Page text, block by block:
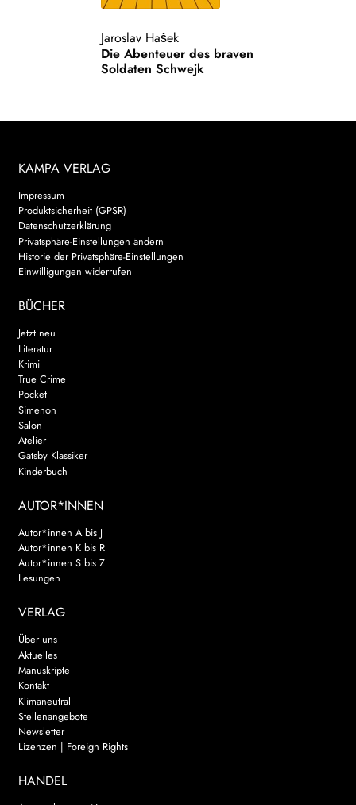
Jaroslav Hašek
Die Abenteuer des braven
Soldaten Schwejk
KAMPA VERLAG
Impressum
Produktsicherheit (GPSR)
Datenschutzerklärung
Privatsphäre-Einstellungen ändern
Historie der Privatsphäre-Einstellungen
Einwilligungen widerrufen
BÜCHER
Jetzt neu
Literatur
Krimi
True Crime
Pocket
Simenon
Salon
Atelier
Gatsby Klassiker
Kinderbuch
AUTOR*INNEN
Autor*innen A bis J
Autor*innen K bis R
Autor*innen S bis Z
Lesungen
VERLAG
Über uns
Aktuelles
Manuskripte
Kontakt
Klimaneutral
Stellenangebote
Newsletter
Lizenzen | Foreign Rights
HANDEL